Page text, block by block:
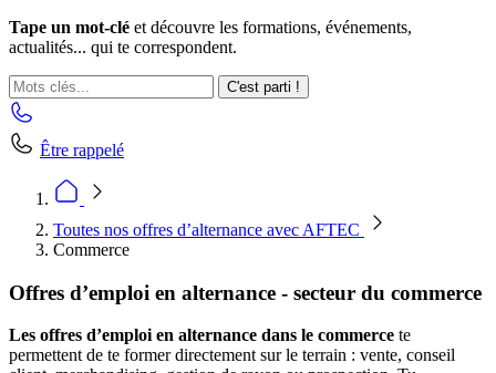
Tape un mot-clé et découvre les formations, événements,
actualités... qui te correspondent.
C'est parti !
Être rappelé
Toutes nos offres d’alternance avec AFTEC
Commerce
Offres d’emploi en alternance - secteur du commerce
Les offres d’emploi en alternance dans le commerce te
permettent de te former directement sur le terrain : vente, conseil